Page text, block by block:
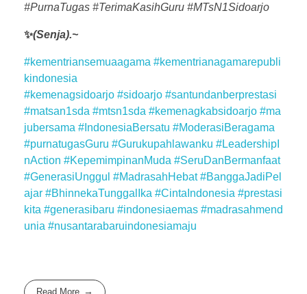
#PurnaTugas #TerimaKasihGuru #MTsN1Sidoarjo
✨(Senja).~
#kementriansemuaagama #kementrianagamarepubli
kindonesia
#kemenagsidoarjo #sidoarjo #santundanberprestasi
#matsan1sda #mtsn1sda #kemenagkabsidoarjo #ma
jubersama #IndonesiaBersatu #ModerasiBeragama
#purnatugasGuru #Gurukupahlawanku #LeadershipI
nAction #KepemimpinanMuda #SeruDanBermanfaat
#GenerasiUnggul #MadrasahHebat #BanggaJadiPel
ajar #BhinnekaTunggalIka #CintaIndonesia #prestasi
kita #generasibaru #indonesiaemas #madrasahmend
unia #nusantarabaruindonesiamaju
Read More